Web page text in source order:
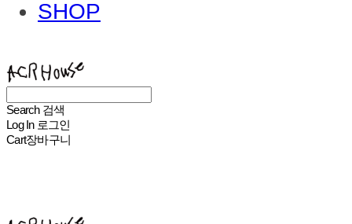
SHOP
Search 검색
Log In 로그인
Cart장바구니